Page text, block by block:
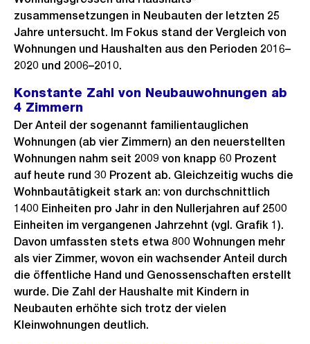
zusammensetzungen in Neubauten der letzten 25
Jahre untersucht. Im Fokus stand der Vergleich von
Wohnungen und Haushalten aus den Perioden 2016–
2020 und 2006–2010.
Konstante Zahl von Neubauwohnungen ab
4 Zimmern
Der Anteil der sogenannt familientauglichen
Wohnungen (ab vier Zimmern) an den neuerstellten
Wohnungen nahm seit 2009 von knapp 60 Prozent
auf heute rund 30 Prozent ab. Gleichzeitig wuchs die
Wohnbautätigkeit stark an: von durchschnittlich
1400 Einheiten pro Jahr in den Nullerjahren auf 2500
Einheiten im vergangenen Jahrzehnt (vgl. Grafik 1).
Davon umfassten stets etwa 800 Wohnungen mehr
als vier Zimmer, wovon ein wachsender Anteil durch
die öffentliche Hand und Genossenschaften erstellt
wurde. Die Zahl der Haushalte mit Kindern in
Neubauten erhöhte sich trotz der vielen
Kleinwohnungen deutlich.